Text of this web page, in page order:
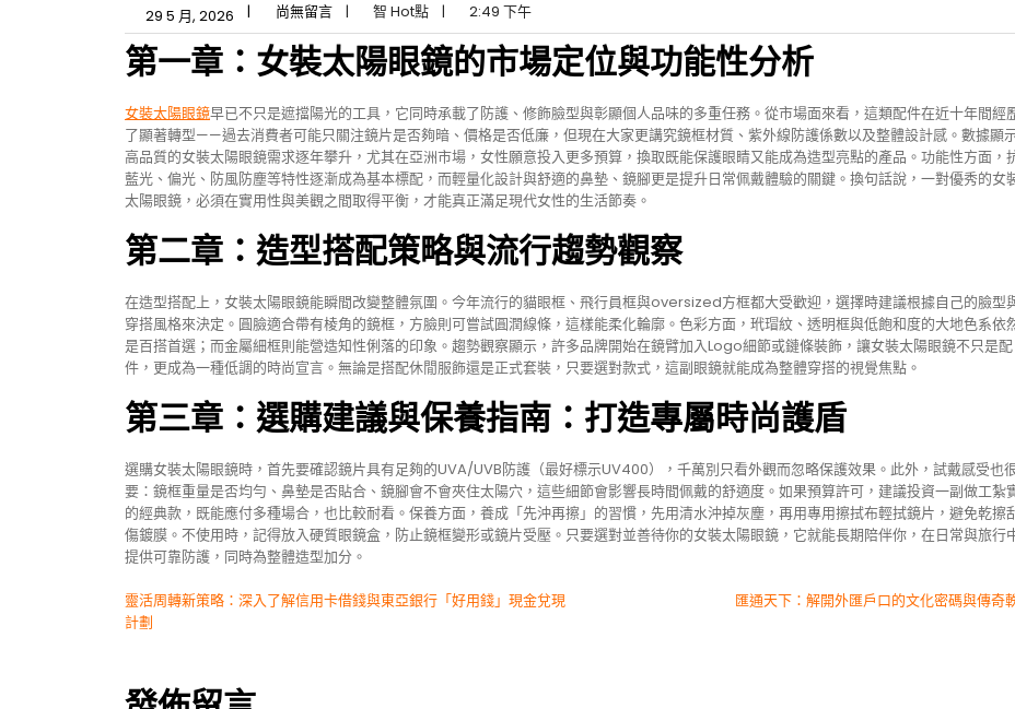
29 5 月, 2026 | 尚無留言 | 智 Hot點 | 2:49 下午
第一章：女裝太陽眼鏡的市場定位與功能性分析
女裝太陽眼鏡早已不只是遮擋陽光的工具，它同時承載了防護、修飾臉型與彰顯個人品味的多重任務。從市場面來看，這類配件在近十年間經
了顯著轉型——過去消費者可能只關注鏡片是否夠暗、價格是否低廉，但現在大家更講究鏡框材質、紫外線防護係數以及整體設計感。數據顯
高品質的女裝太陽眼鏡需求逐年攀升，尤其在亞洲市場，女性願意投入更多預算，換取既能保護眼睛又能成為造型亮點的產品。功能性方面，
藍光、偏光、防風防塵等特性逐漸成為基本標配，而輕量化設計與舒適的鼻墊、鏡腳更是提升日常佩戴體驗的關鍵。換句話說，一對優秀的女
太陽眼鏡，必須在實用性與美觀之間取得平衡，才能真正滿足現代女性的生活節奏。
第二章：造型搭配策略與流行趨勢觀察
在造型搭配上，女裝太陽眼鏡能瞬間改變整體氛圍。今年流行的貓眼框、飛行員框與oversized方框都大受歡迎，選擇時建議根據自己的臉型
穿搭風格來決定。圓臉適合帶有棱角的鏡框，方臉則可嘗試圓潤線條，這樣能柔化輪廓。色彩方面，玳瑁紋、透明框與低飽和度的大地色系依
是百搭首選；而金屬細框則能營造知性俐落的印象。趨勢觀察顯示，許多品牌開始在鏡臂加入Logo細節或鏈條裝飾，讓女裝太陽眼鏡不只是配
件，更成為一種低調的時尚宣言。無論是搭配休閒服飾還是正式套裝，只要選對款式，這副眼鏡就能成為整體穿搭的視覺焦點。
第三章：選購建議與保養指南：打造專屬時尚護盾
選購女裝太陽眼鏡時，首先要確認鏡片具有足夠的UVA/UVB防護（最好標示UV400），千萬別只看外觀而忽略保護效果。此外，試戴感受也
要：鏡框重量是否均勻、鼻墊是否貼合、鏡腳會不會夾住太陽穴，這些細節會影響長時間佩戴的舒適度。如果預算許可，建議投資一副做工紮
的經典款，既能應付多種場合，也比較耐看。保養方面，養成「先沖再擦」的習慣，先用清水沖掉灰塵，再用專用擦拭布輕拭鏡片，避免乾擦
傷鍍膜。不使用時，記得放入硬質眼鏡盒，防止鏡框變形或鏡片受壓。只要選對並善待你的女裝太陽眼鏡，它就能長期陪伴你，在日常與旅行
提供可靠防護，同時為整體造型加分。
文
章
導
靈活周轉新策略：深入了解信用卡借錢與東亞銀行「好用錢」現金兌現
計劃
匯通天下：解開外匯戶口的文化密碼與傳奇